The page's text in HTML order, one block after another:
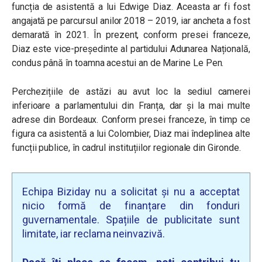
funcția de asistentă a lui Edwige Diaz. Aceasta ar fi fost
angajată pe parcursul anilor 2018 – 2019, iar ancheta a fost
demarată în 2021. În prezent, conform presei franceze,
Diaz este vice-președinte al partidului Adunarea Națională,
condus până în toamna acestui an de Marine Le Pen.
Perchezițiile de astăzi au avut loc la sediul camerei
inferioare a parlamentului din Franța, dar și la mai multe
adrese din Bordeaux. Conform presei franceze, în timp ce
figura ca asistentă a lui Colombier, Diaz mai îndeplinea alte
funcții publice, în cadrul instituțiilor regionale din Gironde.
Echipa Biziday nu a solicitat și nu a acceptat
nicio formă de finanțare din fonduri
guvernamentale. Spațiile de publicitate sunt
limitate, iar reclama neinvazivă.